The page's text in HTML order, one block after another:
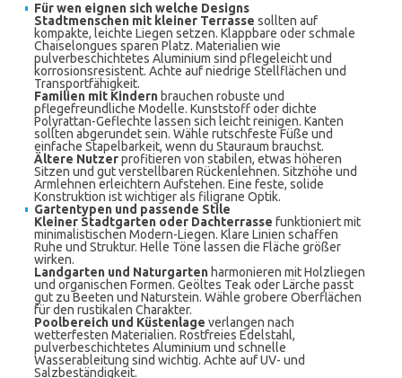
Für wen eignen sich welche Designs
Stadtmenschen mit kleiner Terrasse sollten auf
kompakte, leichte Liegen setzen. Klappbare oder schmale
Chaiselongues sparen Platz. Materialien wie
pulverbeschichtetes Aluminium sind pflegeleicht und
korrosionsresistent. Achte auf niedrige Stellflächen und
Transportfähigkeit.
Familien mit Kindern brauchen robuste und
pflegefreundliche Modelle. Kunststoff oder dichte
Polyrattan-Geflechte lassen sich leicht reinigen. Kanten
sollten abgerundet sein. Wähle rutschfeste Füße und
einfache Stapelbarkeit, wenn du Stauraum brauchst.
Ältere Nutzerprofitieren von stabilen, etwas höheren
Sitzen und gut verstellbaren Rückenlehnen. Sitzhöhe und
Armlehnen erleichtern Aufstehen. Eine feste, solide
Konstruktion ist wichtiger als filigrane Optik.
Gartentypen und passende Stile
Kleiner Stadtgarten oder Dachterrasse funktioniert mit
minimalistischen Modern-Liegen. Klare Linien schaffen
Ruhe und Struktur. Helle Töne lassen die Fläche größer
wirken.
Landgarten und Naturgarten harmonieren mit Holzliegen
und organischen Formen. Geöltes Teak oder Lärche passt
gut zu Beeten und Naturstein. Wähle grobere Oberflächen
für den rustikalen Charakter.
Poolbereich und Küstenlage verlangen nach
wetterfesten Materialien. Rostfreies Edelstahl,
pulverbeschichtetes Aluminium und schnelle
Wasserableitung sind wichtig. Achte auf UV- und
Salzbeständigkeit.